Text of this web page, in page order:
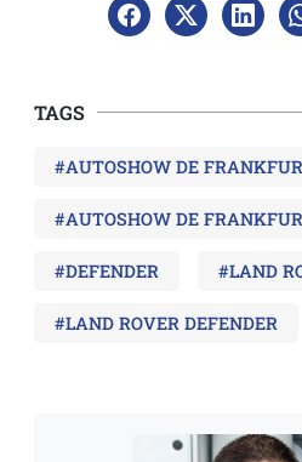
TAGS
#AUTOSHOW DE
#AUTOSHOW DE
#DEFENDER #LAND
#LAND ROVER DEFENDER